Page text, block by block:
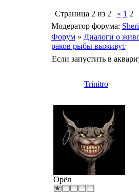
Страница 2 из 2 « 1 2
Модератор форума:
Форум » Диалоги о
раков рыбы выживут
Если запустить в
Trinitro
Орёл